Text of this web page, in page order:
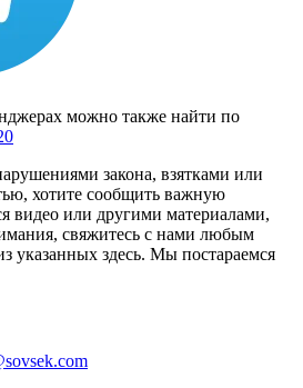
можно также найти по
закона, взятками или
хотите сообщить важную
видео или другими материалами,
свяжитесь с нами любым
указанных здесь. Мы постараемся